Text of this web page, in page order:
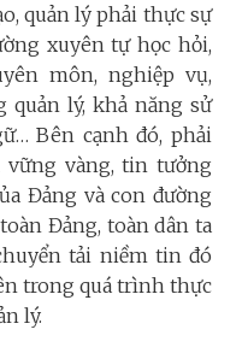
quản lý phải thực sự
xuyên tự học hỏi,
môn, nghiệp vụ,
quản lý, khả năng sử
Bên cạnh đó, phải
vàng, tin tưởng
Đảng và con đường
Đảng, toàn dân ta
tải niềm tin đó
trong quá trình thực
lý.